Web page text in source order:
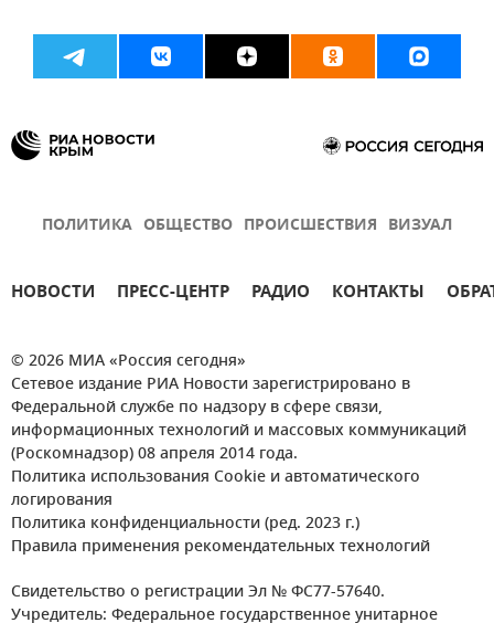
ПОЛИТИКА ОБЩЕСТВО ПРОИСШЕСТВИЯ ВИЗУАЛ
НОВОСТИ ПРЕСС-ЦЕНТР РАДИО КОНТАКТЫ
© 2026 МИА «Россия сегодня»
Сетевое издание РИА Новости зарегистрировано в
Федеральной службе по надзору в сфере связи,
информационных технологий и массовых коммуникаций
(Роскомнадзор) 08 апреля 2014 года.
Политика использования Cookie и автоматического
логирования
Политика конфиденциальности (ред. 2023 г.)
Правила применения рекомендательных технологий
Свидетельство о регистрации Эл № ФС77-57640.
Учредитель: Федеральное государственное унитарное